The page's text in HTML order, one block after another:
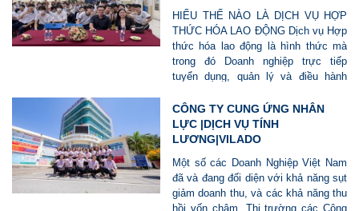
HIỂU THẾ NÀO LÀ DỊCH VỤ HỢP
THỨC HÓA LAO ĐỘNG Dịch vụ Hợp
thức hóa lao động là hình thức mà
trong đó Doanh nghiệp trực tiếp
tuyển dụng, quản lý và điều hành
động thuộc biên chế của đơn vị cung
cấp dịch vụ hợp thức hóa. Hiểu đơn
giản, Doanh nghiệp thực hiện hoạt
Động thực hiện các “thủ tục pháp lý
và hành chính” liên quan đến quan hệ
lao động như ký hợp đồng, đóng
CÔNG TY CUNG ỨNG NHÂN
LỰC |DỊCH VỤ TÍNH
LƯƠNG|VILADO
Một số các Doanh Nghiệp Việt Nam
đã và đang đối diện với khả năng sụt
giảm doanh thu, và các khả năng thu
hồi vốn chậm. Thị trường các Công